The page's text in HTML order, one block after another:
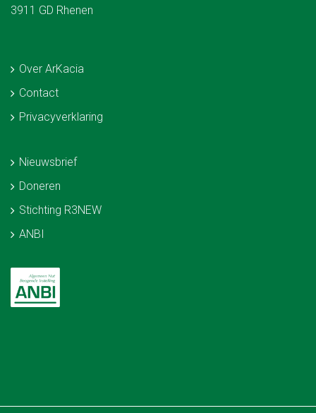
3911 GD Rhenen
Over ArKacia
Contact
Privacyverklaring
Nieuwsbrief
Doneren
Stichting R3NEW
ANBI